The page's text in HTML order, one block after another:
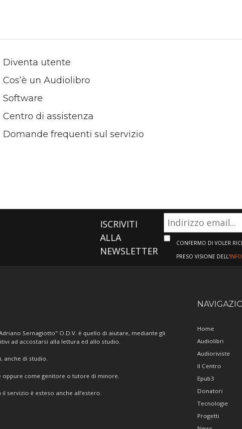
Diventa utente
Cos’è un Audiolibro
Software
Centro di assistenza
Domande frequenti sul servizio
ISCRIVITI
ALLA
NEWSLETTER
CONFERMO DI VOLER
PRESO VISIONE DELL'
Sernagiotto" O.D.V. è quello di aiutare, mediante gli
ad accostarsi alla lettura ed allo studio.
anche di studio.
come genitore o tutore di minore.
è esteso anche all’estero.
Home
Audiolibri
Audioriviste
Il Centro
Epub3
Donatori
Tecnologie
Progetti